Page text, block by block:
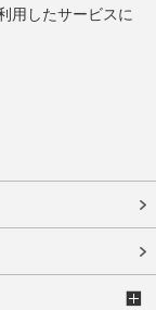
用したサービスに